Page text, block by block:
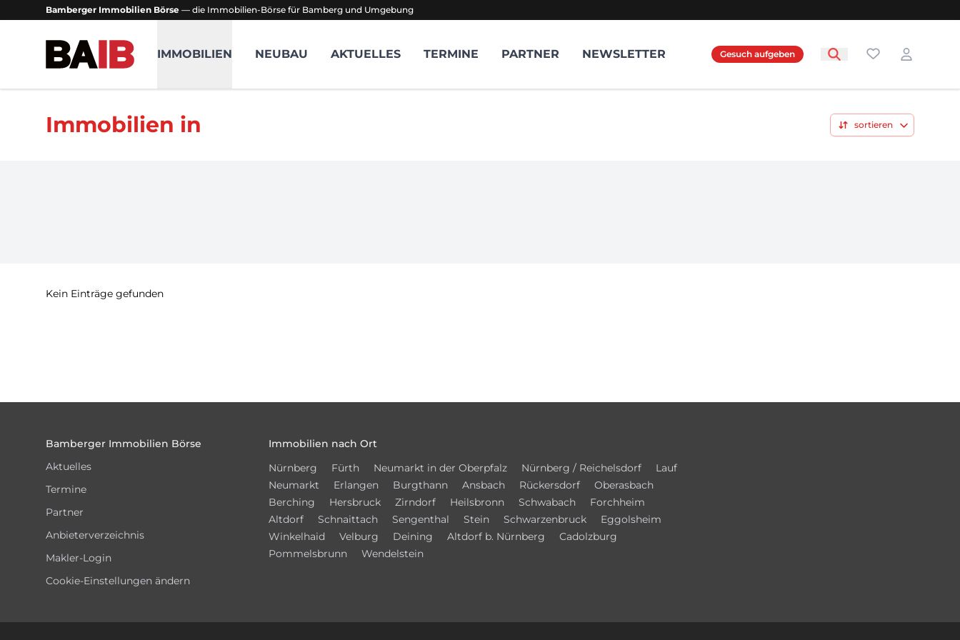
Bamberger Immobilien Börse — die Immobilien-Börse für Bamberg und Umgebung
Bamberger Immobilien Börse
IMMOBILIEN NEUBAU AKTUELLES TERMINE PARTNER NEWSLETTER Gesuch aufgeben Favoriten
Login
Immobilien in sortieren
Kein Einträge gefunden
Bamberger Immobilien Börse
Aktuelles
Termine
Partner
Anbieterverzeichnis
Makler-Login
Cookie-Einstellungen ändern
Immobilien nach Ort
Nürnberg
Fürth Neumarkt in der Oberpfalz Nürnberg / Reichelsdorf
Lauf
Neumarkt
Erlangen Burgthann Ansbach Rückersdorf
Oberasbach
Berching
Hersbruck Zirndorf Heilsbronn Schwabach
Forchheim
Altdorf
Schnaittach Sengenthal Stein Schwarzenbruck
Eggolsheim
Winkelhaid
Velburg Deining Altdorf b. Nürnberg
Cadolzburg
Pommelsbrunn
Wendelstein